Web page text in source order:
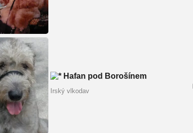
Hafan pod Borošínem
Irský vlkodav